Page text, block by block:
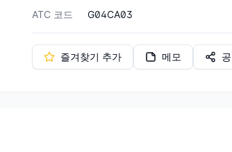
ATC 코드
G04CA03
즐겨찾기 추가 메모